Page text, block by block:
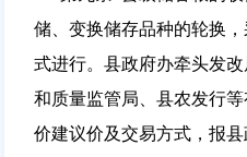
储、变换储存品种的轮换
式进行。县政府办牵头发
和质量监管局、县农发行
价建议价及交易方式，报县